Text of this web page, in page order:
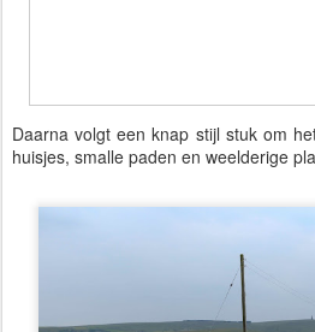
Daarna volgt een knap stijl stuk om
huisjes, smalle paden en weelderige